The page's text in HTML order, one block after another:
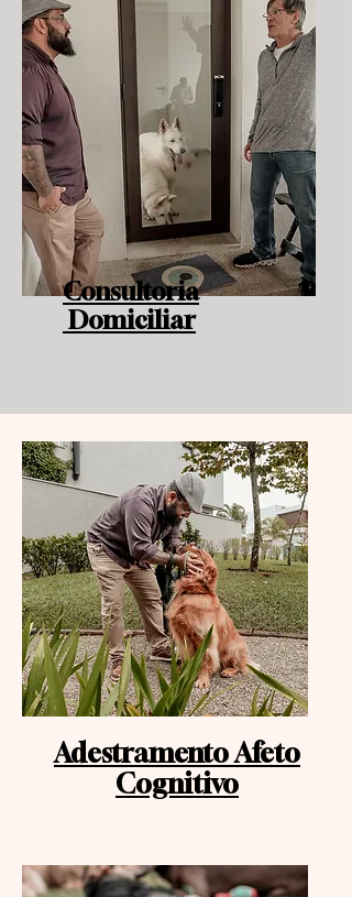
Consultoria
Domiciliar
Adestramento Afeto
Cognitivo